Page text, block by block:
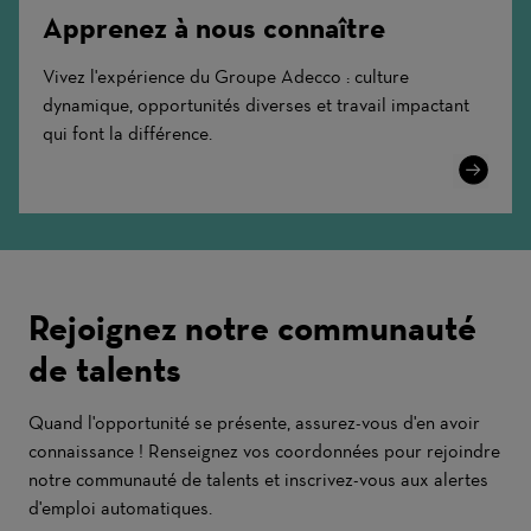
Apprenez à nous connaître
Vivez l'expérience du Groupe Adecco : culture
dynamique, opportunités diverses et travail impactant
qui font la différence.
Learn
Rejoignez notre communauté
de talents
Quand l'opportunité se présente, assurez-vous d'en avoir
connaissance ! Renseignez vos coordonnées pour rejoindre
notre communauté de talents et inscrivez-vous aux alertes
d'emploi automatiques.